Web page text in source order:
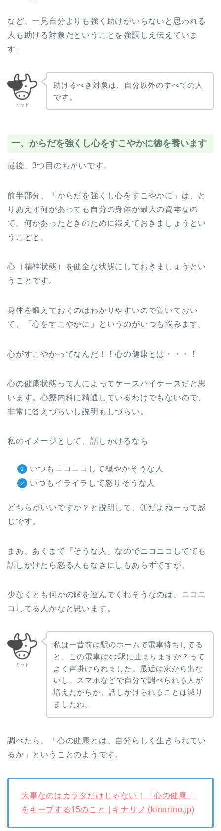
など、一見自分よりも強く助けがいらないと思われる
人も助ける対象だということを強調しえ伝えていま
す。
ミッド
助けるべき対象は、自分以外のすべての人
です。
一、からだを強くし心をすこやかに徳を養います
最後、3つ目のちかいです。
前半部分、「からだを強くし心をすこやかに」は、と
りあえず何があっても自分の身体が最大の資本なの
で、何かあったときのために鍛えておきましょうとい
うことと、
心（精神状態）を健全な状態にしておきましょうとい
うことです。
身体を鍛えておくのはわかりやすいので置いておい
て、「心をすこやかに」というのがいつも悩みます。
心がすこやかってなんだ！！心の健康とは・・・！
心の健康状態って人によってケースバイケースだと思
います。心療内科に精通しているわけでもないので、
非常に答えづらいし説明もしづらい。
私のイメージとして、話しかけるなら
いつもニコニコして穏やかそうな人
いつもイライラして怒りそうな人
どちらがいいですか？と説明して、①だよねーって感
じです。
まあ、あくまで「そうな人」なのでニコニコしてても
話しかけたら怒る人もなきにしもあらずですが、
少なくとも何かの縁を運んでくれそうなのは、ニコニ
コしてる人かなと思います。
ミッド
私は一昔前は駅のホームで電車待ちしてる
と、この電車は○○駅に止まりますか？って
よく声掛けられました。最近は家から出な
いし、スマホなどで自分で調べられる人が
増えたからか、話しかけられることは減り
ましたね。
調べたら、「心の健康とは、自分らしく生きられてい
るか」ということのようです。
大事なのはカラダだけじゃない！「心の健康」
をキープする15のこと | キナリノ (kinarino.jp)